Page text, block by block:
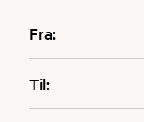
Fra:
Til: